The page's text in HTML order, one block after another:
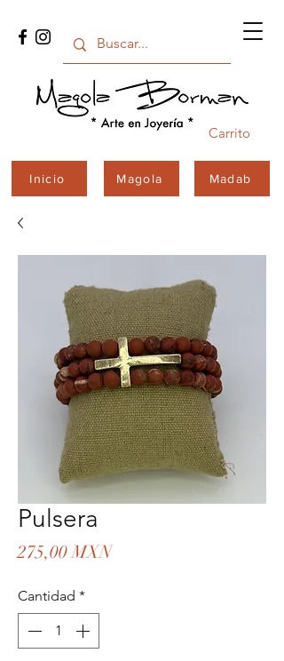
Carrito
Inicio Magola Madab
Pulsera
275,00 MXNPrecio
Cantidad *